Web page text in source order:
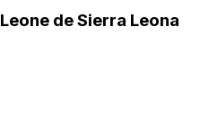
de Sierra Leona